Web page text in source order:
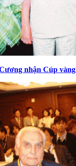
nhận Cúp vàng